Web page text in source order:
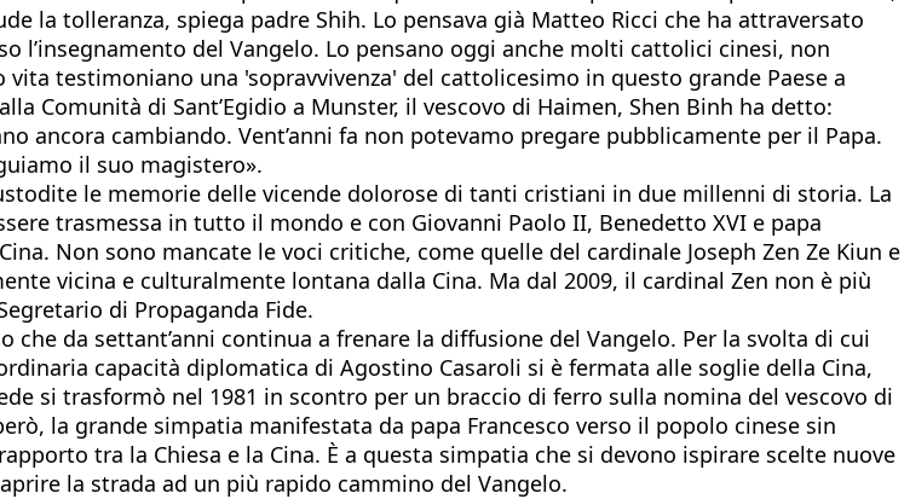
la tolleranza, spiega padre Shih. Lo pensava già Matteo Ricci che ha attraversato
l’insegnamento del Vangelo. Lo pensano oggi anche molti cattolici cinesi, non
testimoniano una 'sopravvivenza' del cattolicesimo in questo grande Paese a
Comunità di Sant’Egidio a Munster, il vescovo di Haimen, Shen Binh ha detto:
ancora cambiando. Vent’anni fa non potevamo pregare pubblicamente per il Papa.
il suo magistero».
le memorie delle vicende dolorose di tanti cristiani in due millenni di storia. La
trasmessa in tutto il mondo e con Giovanni Paolo II, Benedetto XVI e papa
Non sono mancate le voci critiche, come quelle del cardinale Joseph Zen Ze Kiun e
vicina e culturalmente lontana dalla Cina. Ma dal 2009, il cardinal Zen non è più
di Propaganda Fide.
che da settant’anni continua a frenare la diffusione del Vangelo. Per la svolta di cui
capacità diplomatica di Agostino Casaroli si è fermata alle soglie della Cina,
si trasformò nel 1981 in scontro per un braccio di ferro sulla nomina del vescovo di
la grande simpatia manifestata da papa Francesco verso il popolo cinese sin
tra la Chiesa e la Cina. È a questa simpatia che si devono ispirare scelte nuove
la strada ad un più rapido cammino del Vangelo.